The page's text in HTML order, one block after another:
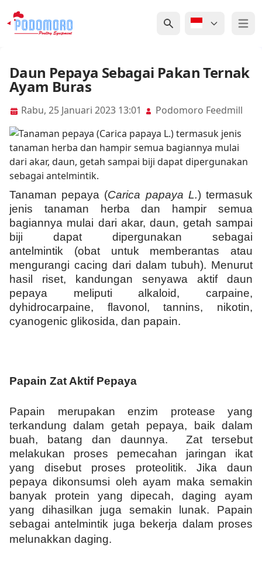
Open
Daun Pepaya Sebagai Pakan Ternak
Ayam Buras
Rabu, 25 Januari 2023 13:01 Podomoro Feedmill
Tanaman pepaya (Carica papaya L.) termasuk
jenis tanaman herba dan
hampir semua
bagiannya mulai dari akar, daun, getah sampai
biji dapat dipergunakan sebagai
antelmintik (obat untuk memberantas atau
mengurangi cacing dari dalam tubuh). Menurut
hasil riset,
kandungan senyawa aktif daun
pepaya meliputi alkaloid, carpaine,
dyhidrocarpaine, flavonol, tannins, nikotin,
cyanogenic glikosida, dan papain.
Papain Zat Aktif Pepaya
Papain merupakan enzim protease yang
terkandung dalam getah pepaya, baik dalam
buah, batang dan daunnya.Zat tersebut
melakukan proses pemecahan jaringan ikat
yang disebut proses proteolitik. Jika daun
pepaya dikonsumsi oleh ayam maka semakin
banyak protein yang dipecah, daging ayam
yang dihasilkan juga semakin lunak. Papain
sebagai antelmintik juga bekerja dalam proses
melunakkan daging.